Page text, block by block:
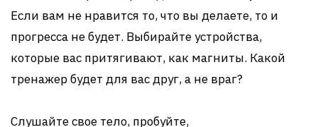
Если вам не нравится то, что вы делаете, то и
прогресса не будет. Выбирайте устройства,
которые вас притягивают, как магниты. Какой
тренажер будет для вас друг, а не враг?
Слушайте свое тело, пробуйте,